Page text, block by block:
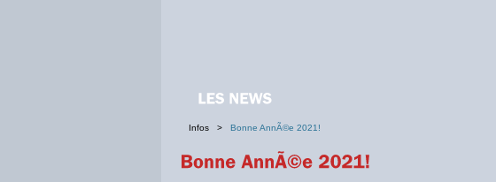
Infos > Bonne AnnÃ©e 2021!